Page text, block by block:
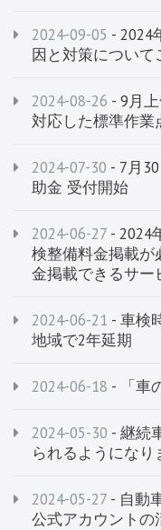
2024-05-27 - 自動
公式アカウントの
2024-05-30 - 継続
られるようになり
2024-06-18 - 「車
2024-06-21 - 車検
地域で2年延期
2024-06-27 - 2024
検整備料金掲載が
金掲載できるサー
2024-07-30 - 7月
助金 受付開始
2024-08-26 - 9月
対応した標準作業
2024-09-05 - 2024
因と対策について